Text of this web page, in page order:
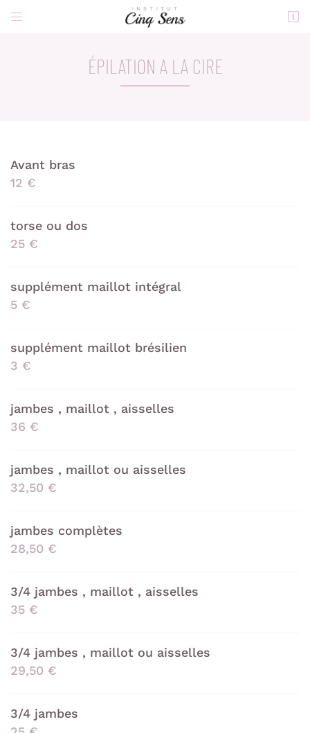
 
02 54 74 57 29
 Rafraîchir le captcha
ÉPILATION A LA CIRE
Avant bras
12 €
torse ou dos
25 €
supplément maillot intégral
5 €
supplément maillot brésilien
3 €
jambes , maillot , aisselles
36 €
jambes , maillot ou aisselles
32,50 €
jambes complètes
28,50 €
3/4 jambes , maillot , aisselles
35 €
3/4 jambes , maillot ou aisselles
29,50 €
3/4 jambes